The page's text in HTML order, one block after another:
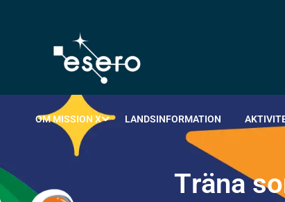
OM MISSION X LANDSINFORMATION
Träna so